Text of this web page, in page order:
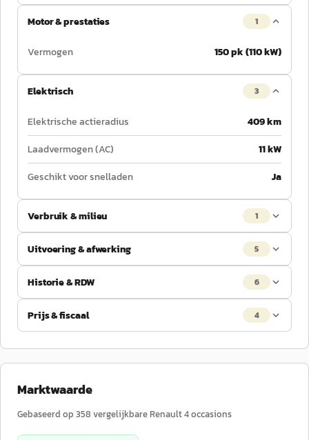
Motor & prestaties 1
Vermogen 150 pk (110 kW)
Elektrisch 3
Elektrische actieradius
409 km
Laadvermogen (AC)
11 kW
Geschikt voor snelladen
Ja
Verbruik & milieu 1
Uitvoering & afwerking 5
Historie & RDW 6
Prijs & fiscaal 4
Marktwaarde
Gebaseerd op 358 vergelijkbareRenault4occasions